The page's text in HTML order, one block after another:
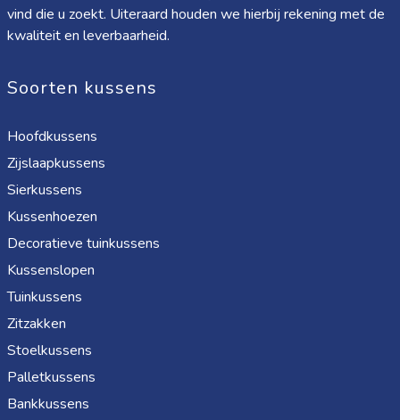
vind die u zoekt. Uiteraard houden we hierbij rekening met de
kwaliteit en leverbaarheid.
Soorten kussens
Hoofdkussens
Zijslaapkussens
Sierkussens
Kussenhoezen
Decoratieve tuinkussens
Kussenslopen
Tuinkussens
Zitzakken
Stoelkussens
Palletkussens
Bankkussens